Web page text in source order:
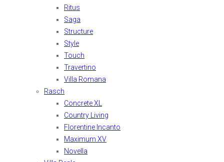
Ritus
Saga
Structure
Style
Touch
Travertino
Villa Romana
Rasch
Concrete XL
Country Living
Florentine Incanto
Maximum XV
Novella